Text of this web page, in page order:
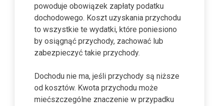
powoduje obowiązek zapłaty podatku
dochodowego. Koszt uzyskania przychodu
to wszystkie te wydatki, które poniesiono
by osiągnąć przychody, zachować lub
zabezpieczyć takie przychody.
Dochodu nie ma, jeśli przychody są niższe
od kosztów. Kwota przychodu może
miećszczególne znaczenie w przypadku